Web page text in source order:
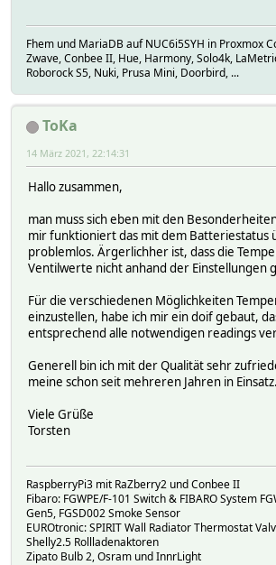
Fhem und MariaDB auf NUC6i5SYH in Proxmox
Zwave, Conbee II, Hue, Harmony, Solo4k,
Roborock S5, Nuki, Prusa Mini, Doorbird, ...
ToKa
14 März 2021, 22:14:31
Hallo zusammen,
man muss sich eben mit den
mir funktioniert das mit dem Batteriestatus
problemlos. Ärgerlichher ist, dass die
Ventilwerte nicht anhand der Einstellungen
Für die verschiedenen Möglichkeiten
einzustellen, habe ich mir ein doif gebaut,
entsprechend alle notwendigen readings
Generell bin ich mit der Qualität sehr
meine schon seit mehreren Jahren in Einsatz.
Viele Grüße
Torsten
RaspberryPi3 mit RaZberry2 und Conbee II
Fibaro: FGWPE/F-101 Switch & FIBARO System
Gen5, FGSD002 Smoke Sensor
EUROtronic: SPIRIT Wall Radiator Thermostat
Shelly2.5 Rollladenaktoren
Zipato Bulb 2, Osram und InnrLight